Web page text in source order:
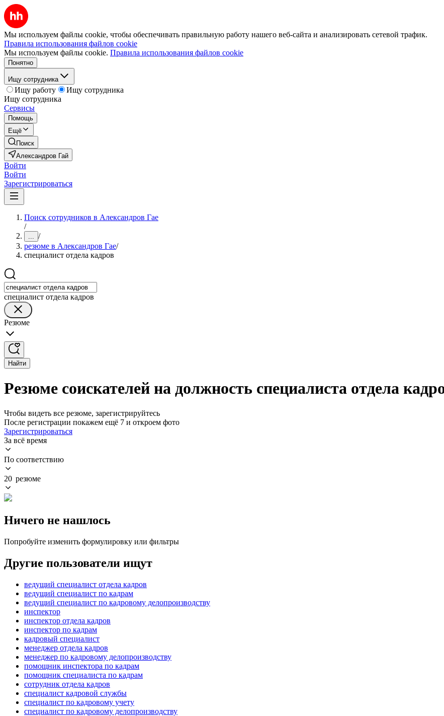
Мы используем файлы cookie, чтобы обеспечивать правильную работу нашего веб-сайта и анализировать сетевой трафик.
Правила использования файлов cookie
Мы используем файлы cookie. Правила использования файлов cookie
Понятно
Ищу сотрудника
Ищу работу
Ищу сотрудника
Ищу сотрудника
Сервисы
Помощь
Ещё
Поиск
Александров Гай
Войти
Войти
Зарегистрироваться
Поиск сотрудников в Александров Гае
/
... /
резюме в Александров Гае/
специалист отдела кадров
специалист отдела кадров
Резюме
Найти
Резюме соискателей на должность специалиста отдела
Чтобы видеть все резюме, зарегистрируйтесь
После регистрации покажем ещё 7 и откроем фото
Зарегистрироваться
За всё время
По соответствию
20 резюме
Ничего не нашлось
Попробуйте изменить формулировку или фильтры
Другие пользователи ищут
ведущий специалист отдела кадров
ведущий специалист по кадрам
ведущий специалист по кадровому делопроизводству
инспектор
инспектор отдела кадров
инспектор по кадрам
кадровый специалист
менеджер отдела кадров
менеджер по кадровому делопроизводству
помощник инспектора по кадрам
помощник специалиста по кадрам
сотрудник отдела кадров
специалист кадровой службы
специалист по кадровому учету
специалист по кадровому делопроизводству